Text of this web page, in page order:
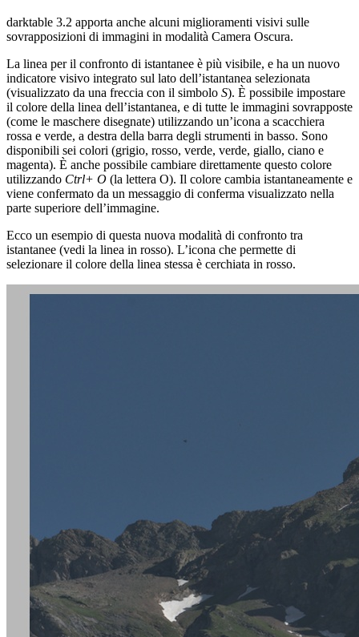
darktable 3.2 apporta anche alcuni miglioramenti visivi sulle
sovrapposizioni di immagini in modalità Camera Oscura.
La linea per il confronto di istantanee è più visibile, e ha un nuovo
indicatore visivo integrato sul lato dell’istantanea selezionata
(visualizzato da una freccia con il simbolo S). È possibile impostare
il colore della linea dell’istantanea, e di tutte le immagini sovrapposte
(come le maschere disegnate) utilizzando un’icona a scacchiera
rossa e verde, a destra della barra degli strumenti in basso. Sono
disponibili sei colori (grigio, rosso, verde, verde, giallo, ciano e
magenta). È anche possibile cambiare direttamente questo colore
utilizzando Ctrl+ O (la lettera O). Il colore cambia istantaneamente e
viene confermato da un messaggio di conferma visualizzato nella
parte superiore dell’immagine.
Ecco un esempio di questa nuova modalità di confronto tra
istantanee (vedi la linea in rosso). L’icona che permette di
selezionare il colore della linea stessa è cerchiata in rosso.